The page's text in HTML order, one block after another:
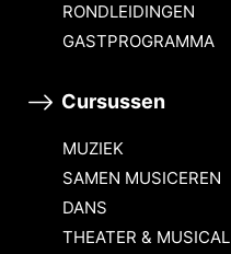
RONDLEIDINGEN
GASTPROGRAMMA
Cursussen
MUZIEK
SAMEN MUSICEREN
DANS
THEATER & MUSICAL